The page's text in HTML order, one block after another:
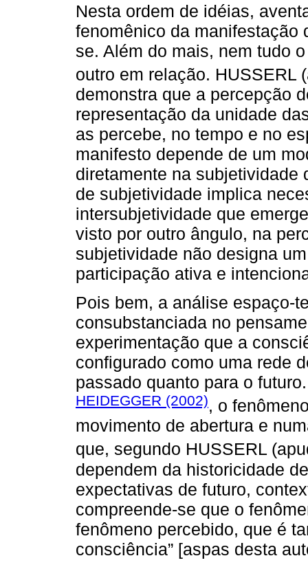
Nesta ordem de idéias,
fenomênico da manifestação
se. Além do mais, nem tudo
outro em relação. HUSSERL
demonstra que a percepção
representação da unidade
as percebe, no tempo e no
manifesto depende de um
diretamente na subjetividade
de subjetividade implica
intersubjetividade que
visto por outro ângulo, na
subjetividade não designa
participação ativa e
Pois bem, a análise espaço-
consubstanciada no
experimentação que a
configurado como uma rede
passado quanto para o
HEIDEGGER (2002), o
movimento de abertura e
que, segundo HUSSERL
dependem da historicidade
expectativas de futuro,
compreende-se que o
fenômeno percebido, que é
consciência” [aspas desta